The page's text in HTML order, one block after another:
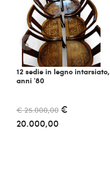
12 sedie in legno intarsiato,
anni '80
€ 25.000,00 €
20.000,00